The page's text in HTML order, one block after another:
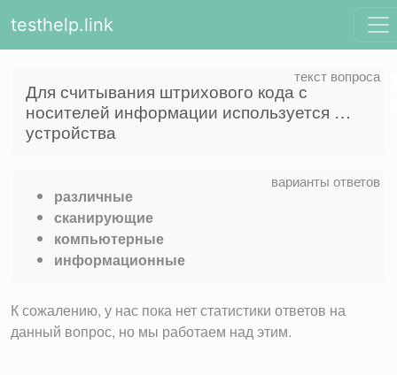
testhelp.link
Для считывания штрихового кода с
носителей информации используется …
устройства
различные
сканирующие
компьютерные
информационные
К сожалению, у нас пока нет статистики ответов на
данный вопрос, но мы работаем над этим.